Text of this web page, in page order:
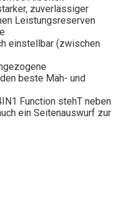
zuverlässiger
Leistungsreserven
einstellbar (zwischen
beste Mäh- und
Function stehT neben
ein Seitenauswurf zur